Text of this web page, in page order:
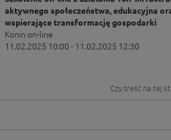
aktywnego społeczeństwa, edukacyjna
wspierające transformację gospodarki
Konin on-line
11.02.2025 10:00 - 11.02.2025 12:30
Czy treść na tej